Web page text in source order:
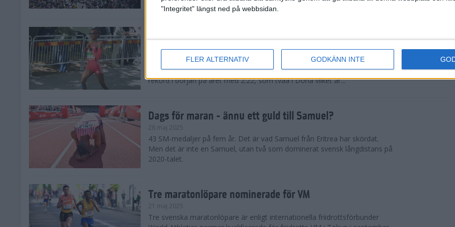
"Integritet" längst ned på webbsidan.
FLER ALTERNATIV GODKÄNN INTE
damklassen.
Dags för maran - Etiopien åter favorit
28 maj 2025
De tre största favoriterna kommer från nationen som fortsätter lansera
den ena löparstjärnan efter den andra. Muluhabt Tsega slog personligt
rekord i början på året med 2:22, som tvåa i Doha vilket är...
Dags för maran - ännu ett guld till Samuel?
28 maj 2025
43 SM-medaljer på fem år. Det är vad Samuel från Eritrea har skördat.
Men det är inte en Samuel, utan två som dominerat svensk långdistans på
2020-talet.
Tre maratonlöpare nominerade för VM
21 maj 2025
Tre svenska maratonlöpare är enligt internationella friidrottsförbunder